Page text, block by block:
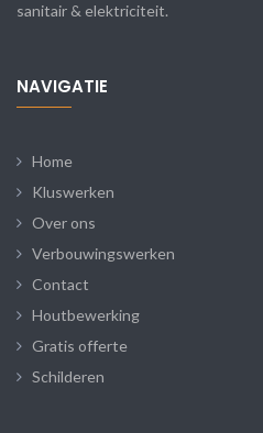
sanitair & elektriciteit.
NAVIGATIE
Home
Kluswerken
Over ons
Verbouwingswerken
Contact
Houtbewerking
Gratis offerte
Schilderen